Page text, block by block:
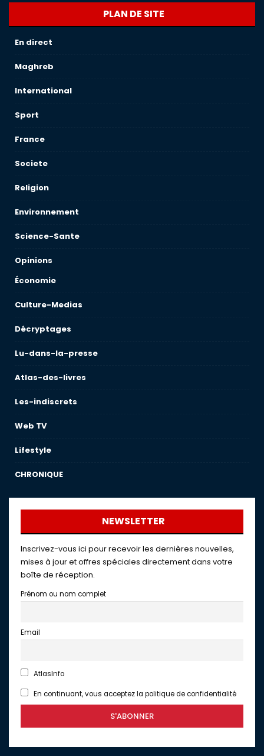
PLAN DE SITE
En direct
Maghreb
International
Sport
France
Societe
Religion
Environnement
Science-Sante
Opinions
Économie
Culture-Medias
Décryptages
Lu-dans-la-presse
Atlas-des-livres
Les-indiscrets
Web TV
Lifestyle
CHRONIQUE
NEWSLETTER
Inscrivez-vous ici pour recevoir les dernières nouvelles,
mises à jour et offres spéciales directement dans votre
boîte de réception.
Prénom ou nom complet
Email
AtlasInfo
En continuant, vous acceptez la politique de confidentialité